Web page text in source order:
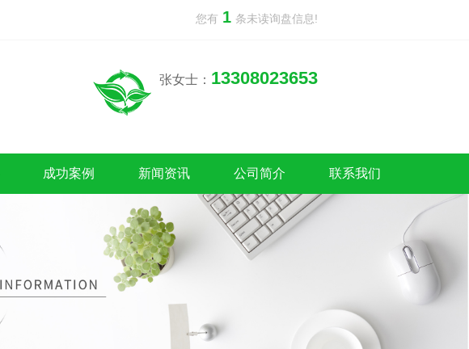
您有 1 条未读询盘信息!
张女士： 13308023653
成功案例 新闻资讯 公司简介 联系我们